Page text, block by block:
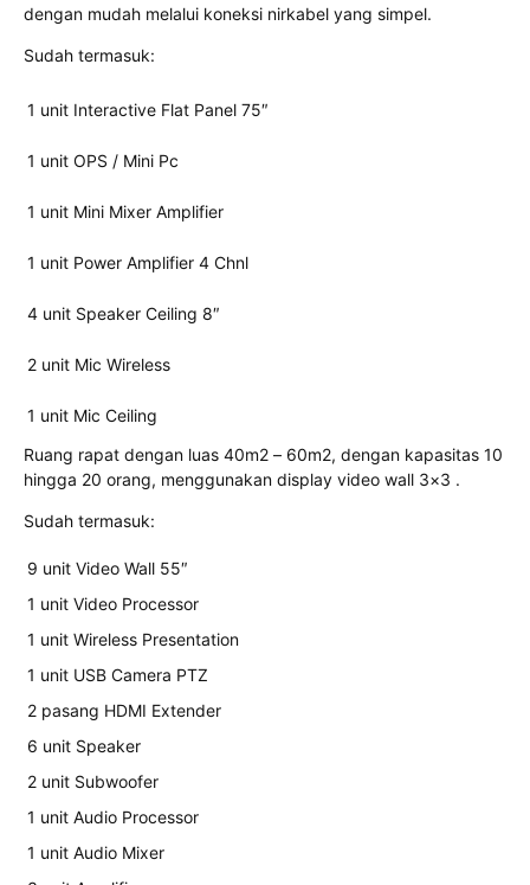
dengan mudah melalui koneksi nirkabel yang simpel.
Sudah termasuk:
1 unit Interactive Flat Panel 75″
1 unit OPS / Mini Pc
1 unit Mini Mixer Amplifier
1 unit Power Amplifier 4 Chnl
4 unit Speaker Ceiling 8″
2 unit Mic Wireless
1 unit Mic Ceiling
Ruang rapat dengan luas 40m2 – 60m2, dengan kapasitas 10
hingga 20 orang, menggunakan display video wall 3×3 .
Sudah termasuk:
9 unit Video Wall 55″
1 unit Video Processor
1 unit Wireless Presentation
1 unit USB Camera PTZ
2 pasang HDMI Extender
6 unit Speaker
2 unit Subwoofer
1 unit Audio Processor
1 unit Audio Mixer